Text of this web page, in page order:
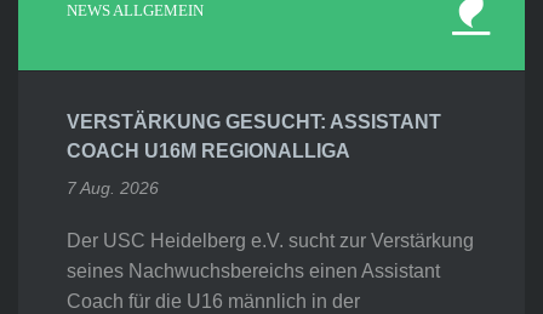
NEWS ALLGEMEIN
VERSTÄRKUNG GESUCHT: ASSISTANT
COACH U16M REGIONALLIGA
7 Aug. 2026
Der USC Heidelberg e.V. sucht zur Verstärkung
seines Nachwuchsbereichs einen Assistant
Coach für die U16 männlich in der